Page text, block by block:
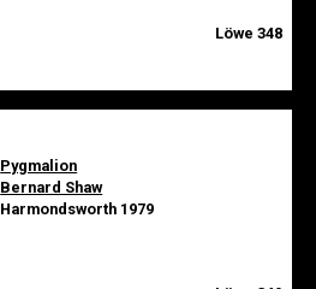
Löwe 348
Pygmalion
Bernard Shaw
Harmondsworth 1979